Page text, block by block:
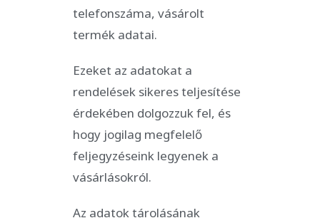
telefonszáma, vásárolt
termék adatai.
Ezeket az adatokat a
rendelések sikeres teljesítése
érdekében dolgozzuk fel, és
hogy jogilag megfelelő
feljegyzéseink legyenek a
vásárlásokról.
Az adatok tárolásának